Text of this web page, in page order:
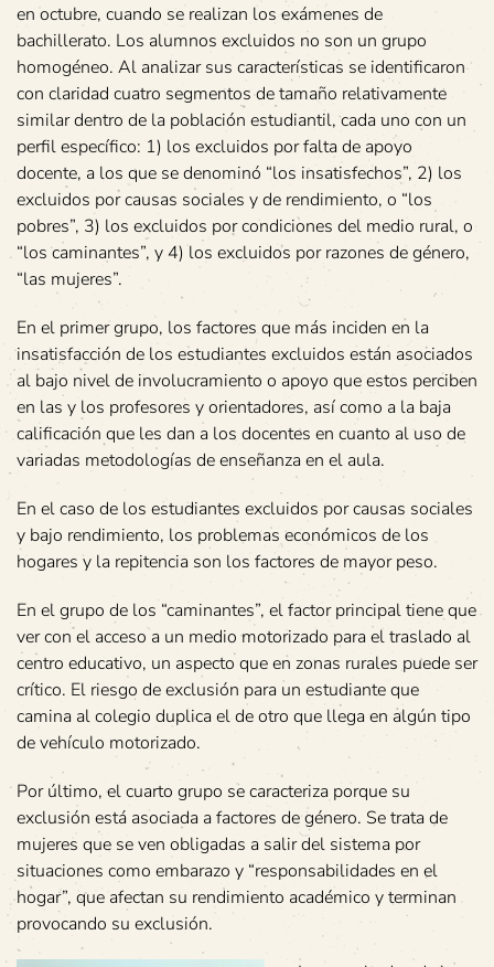
en octubre, cuando se realizan los exámenes de
bachillerato. Los alumnos excluidos no son un grupo
homogéneo. Al analizar sus características se identificaron
con claridad cuatro segmentos de tamaño relativamente
similar dentro de la población estudiantil, cada uno con un
perfil específico: 1) los excluidos por falta de apoyo
docente, a los que se denominó “los insatisfechos”, 2) los
excluidos por causas sociales y de rendimiento, o “los
pobres”, 3) los excluidos por condiciones del medio rural, o
“los caminantes”, y 4) los excluidos por razones de género,
“las mujeres”.
En el primer grupo, los factores que más inciden en la
insatisfacción de los estudiantes excluidos están asociados
al bajo nivel de involucramiento o apoyo que estos perciben
en las y los profesores y orientadores, así como a la baja
calificación que les dan a los docentes en cuanto al uso de
variadas metodologías de enseñanza en el aula.
En el caso de los estudiantes excluidos por causas sociales
y bajo rendimiento, los problemas económicos de los
hogares y la repitencia son los factores de mayor peso.
En el grupo de los “caminantes”, el factor principal tiene que
ver con el acceso a un medio motorizado para el traslado al
centro educativo, un aspecto que en zonas rurales puede ser
crítico. El riesgo de exclusión para un estudiante que
camina al colegio duplica el de otro que llega en algún tipo
de vehículo motorizado.
Por último, el cuarto grupo se caracteriza porque su
exclusión está asociada a factores de género. Se trata de
mujeres que se ven obligadas a salir del sistema por
situaciones como embarazo y “responsabilidades en el
hogar”, que afectan su rendimiento académico y terminan
provocando su exclusión.